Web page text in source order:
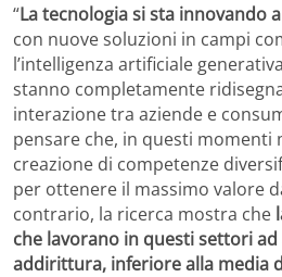
“La tecnologia si sta innovando
con nuove soluzioni in campi
l’intelligenza artificiale
stanno completamente
interazione tra aziende e
pensare che, in questi momenti
creazione di competenze
per ottenere il massimo valore
contrario, la ricerca mostra che
che lavorano in questi settori ad
addirittura, inferiore alla media